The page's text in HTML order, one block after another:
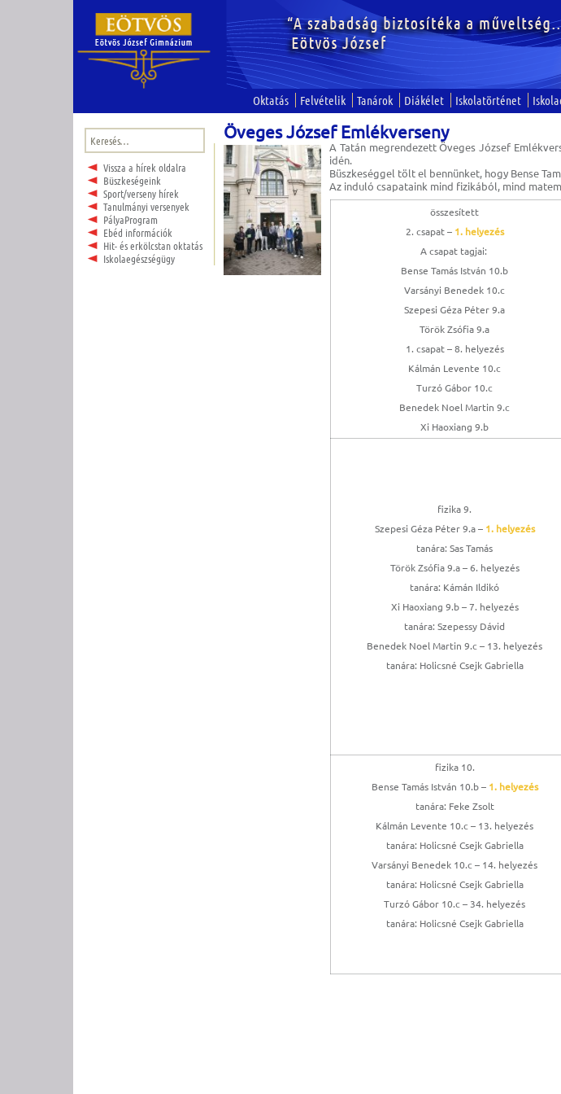
Oktatás Felvételik Tanárok Diákélet Iskolatörténet
Keresés:
Vissza a hírek oldalra
Büszkeségeink
Sport/verseny hírek
Tanulmányi versenyek
PályaProgram
Ebéd információk
Hit- és erkölcstan oktatás
Iskolaegészségügy
Öveges József Emlékverseny
A Tatán megrendezett Öveges József
idén.
Büszkeséggel tölt el bennünket, hogy Bense
Az induló csapataink mind fizikából, mind
összesített
2. csapat – 1. helyezés
A csapat tagjai:
Bense Tamás István 10.b
Varsányi Benedek 10.c
Szepesi Géza Péter 9.a
Török Zsófia 9.a
1. csapat – 8. helyezés
Kálmán Levente 10.c
Turzó Gábor 10.c
Benedek Noel Martin 9.c
Xi Haoxiang 9.b
fizika 9.
Szepesi Géza Péter 9.a – 1. helyezés
tanára: Sas Tamás
Török Zsófia 9.a – 6. helyezés
tanára: Kámán Ildikó
Xi Haoxiang 9.b – 7. helyezés
tanára: Szepessy Dávid
Benedek Noel Martin 9.c – 13. helyezés
tanára: Holicsné Csejk Gabriella
fizika 10.
Bense Tamás István 10.b – 1. helyezés
tanára: Feke Zsolt
Kálmán Levente 10.c – 13. helyezés
tanára: Holicsné Csejk Gabriella
Varsányi Benedek 10.c – 14. helyezés
tanára: Holicsné Csejk Gabriella
Turzó Gábor 10.c – 34. helyezés
tanára: Holicsné Csejk Gabriella